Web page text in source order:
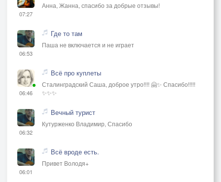
07:27
Анна, Жанна, спасибо за добрые отзывы!
06:53
Где то там
Паша не включается и не играет
06:46
Всё про куплеты
Сталинградский Саша, доброе утро!!!! 🤗✨ Спасибо!!!!!
✨✨✨
06:32
Вечный турист
Кутурженко Владимир, Спасибо
06:01
Всё вроде есть.
Привет Володя+